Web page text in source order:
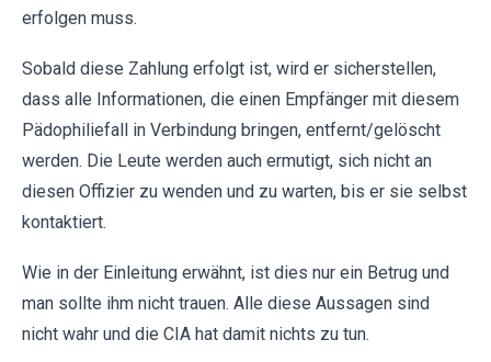
erfolgen muss.
Sobald diese Zahlung erfolgt ist, wird er sicherstellen,
dass alle Informationen, die einen Empfänger mit diesem
Pädophiliefall in Verbindung bringen, entfernt/gelöscht
werden. Die Leute werden auch ermutigt, sich nicht an
diesen Offizier zu wenden und zu warten, bis er sie selbst
kontaktiert.
Wie in der Einleitung erwähnt, ist dies nur ein Betrug und
man sollte ihm nicht trauen. Alle diese Aussagen sind
nicht wahr und die CIA hat damit nichts zu tun.